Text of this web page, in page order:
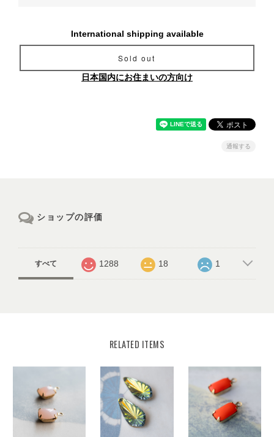
International shipping available
Sold out
日本国内にお住まいの方向け
通報する
ショップの評価
すべて 1288 18 1
RELATED ITEMS